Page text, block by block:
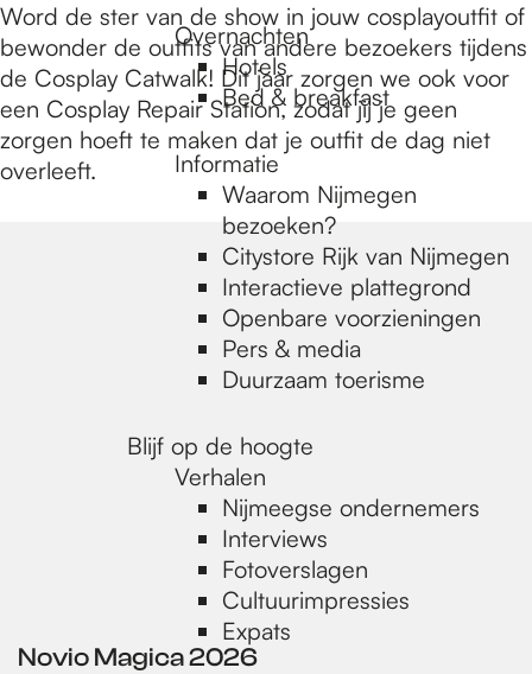
Overnachten
Hotels
Bed & breakfast
Informatie
Waarom Nijmegen
bezoeken?
Citystore Rijk van Nijmegen
Interactieve plattegrond
Openbare voorzieningen
Pers & media
Duurzaam toerisme
Blijf op de hoogte
Verhalen
Nijmeegse ondernemers
Interviews
Fotoverslagen
Cultuurimpressies
Expats
Word de ster van de show in jouw cosplayoutfit of
bewonder de outfits van andere bezoekers tijdens
de Cosplay Catwalk! Dit jaar zorgen we ook voor
een Cosplay Repair Station, zodat jij je geen
zorgen hoeft te maken dat je outfit de dag niet
overleeft.
Novio Magica 2026